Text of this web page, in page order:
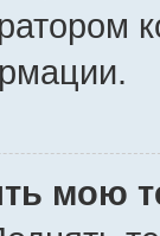
мою